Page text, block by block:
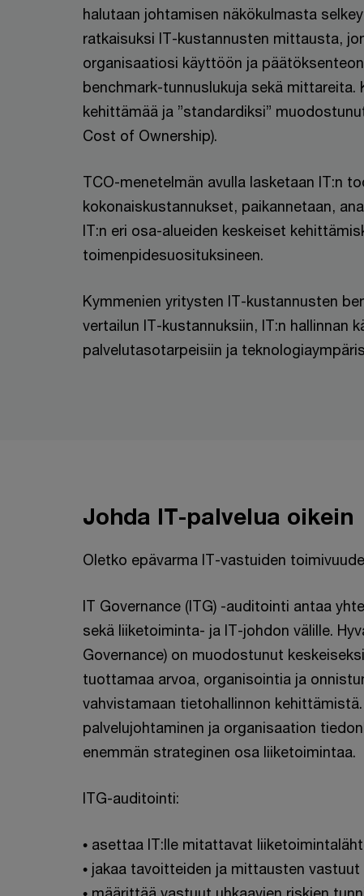
halutaan johtamisen näkökulmasta
ratkaisuksi IT-kustannusten mittausta,
organisaatiosi käyttöön ja
benchmark-tunnuslukuja sekä mittareita.
kehittämää ja ”standardiksi”
Cost of Ownership).
TCO-menetelmän avulla lasketaan IT:n
kokonaiskustannukset, paikannetaan,
IT:n eri osa-alueiden keskeiset
toimenpidesuosituksineen.
Kymmenien yritysten IT-kustannusten
vertailun IT-kustannuksiin, IT:n hallinnan
palvelutasotarpeisiin ja
Johda IT-palvelua oikein
Oletko epävarma IT-vastuiden
IT Governance (ITG) -auditointi antaa
sekä liiketoiminta- ja IT-johdon välille.
Governance) on muodostunut
tuottamaa arvoa, organisointia ja
vahvistamaan tietohallinnon
palvelujohtaminen ja organisaation
enemmän strateginen osa liiketoimintaa.
ITG-auditointi:
• asettaa IT:lle mitattavat
• jakaa tavoitteiden ja mittausten vastuut